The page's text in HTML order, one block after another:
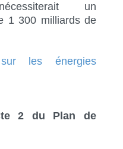
un
1 300 milliards de
les énergies
2 du Plan de